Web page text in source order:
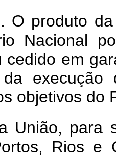
O produto
Nacional
cedido em
da
objetivos do
União, para
Rios e